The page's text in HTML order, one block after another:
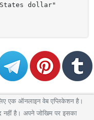
dollar"
एक ऑनलाइन वेब एप्लिकेशन है।
नहीं है। अपने जोखिम पर इसका